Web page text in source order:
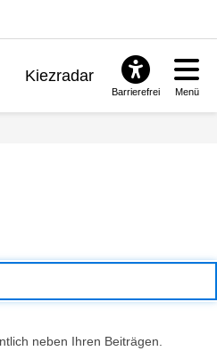
Kiezradar
Barrierefrei Menü
neben Ihren Beiträgen.